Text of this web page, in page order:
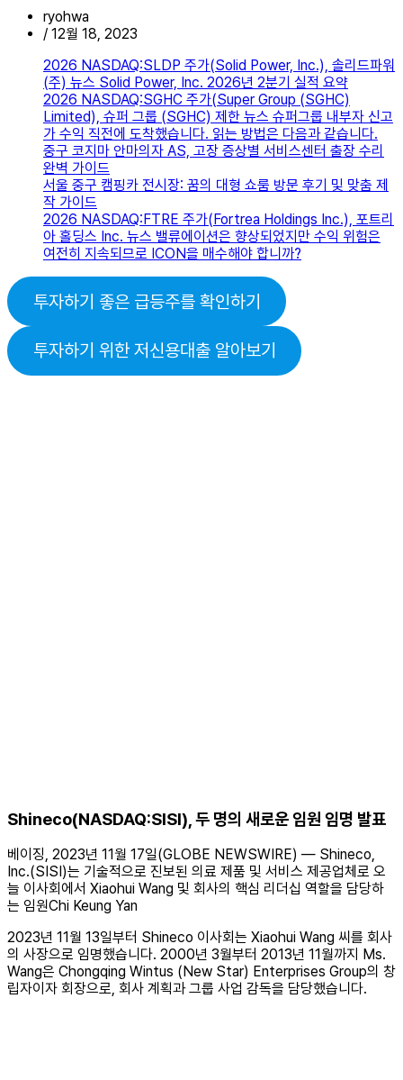
ryohwa
/ 12월 18, 2023
2026 NASDAQ:SLDP 주가(Solid Power, Inc.), 솔리드파워
(주) 뉴스 Solid Power, Inc. 2026년 2분기 실적 요약
2026 NASDAQ:SGHC 주가(Super Group (SGHC)
Limited), 슈퍼 그룹 (SGHC) 제한 뉴스 슈퍼그룹 내부자 신고
가 수익 직전에 도착했습니다. 읽는 방법은 다음과 같습니다.
중구 코지마 안마의자 AS, 고장 증상별 서비스센터 출장 수리
완벽 가이드
서울 중구 캠핑카 전시장: 꿈의 대형 쇼룸 방문 후기 및 맞춤 제
작 가이드
2026 NASDAQ:FTRE 주가(Fortrea Holdings Inc.), 포트리
아 홀딩스 Inc. 뉴스 밸류에이션은 향상되었지만 수익 위험은
여전히 ​​지속되므로 ICON을 매수해야 합니까?
투자하기 좋은 급등주를 확인하기
투자하기 위한 저신용대출 알아보기
Shineco(NASDAQ:SISI), 두 명의 새로운 임원 임명 발표
베이징, 2023년 11월 17일(GLOBE NEWSWIRE) — Shineco,
Inc.(SISI)는 기술적으로 진보된 의료 제품 및 서비스 제공업체로 오
늘 이사회에서 Xiaohui Wang 및 회사의 핵심 리더십 역할을 담당하
는 임원Chi Keung Yan
2023년 11월 13일부터 Shineco 이사회는 Xiaohui Wang 씨를 회사
의 사장으로 임명했습니다. 2000년 3월부터 2013년 11월까지 Ms.
Wang은 Chongqing Wintus (New Star) Enterprises Group의 창
립자이자 회장으로, 회사 계획과 그룹 사업 감독을 담당했습니다.